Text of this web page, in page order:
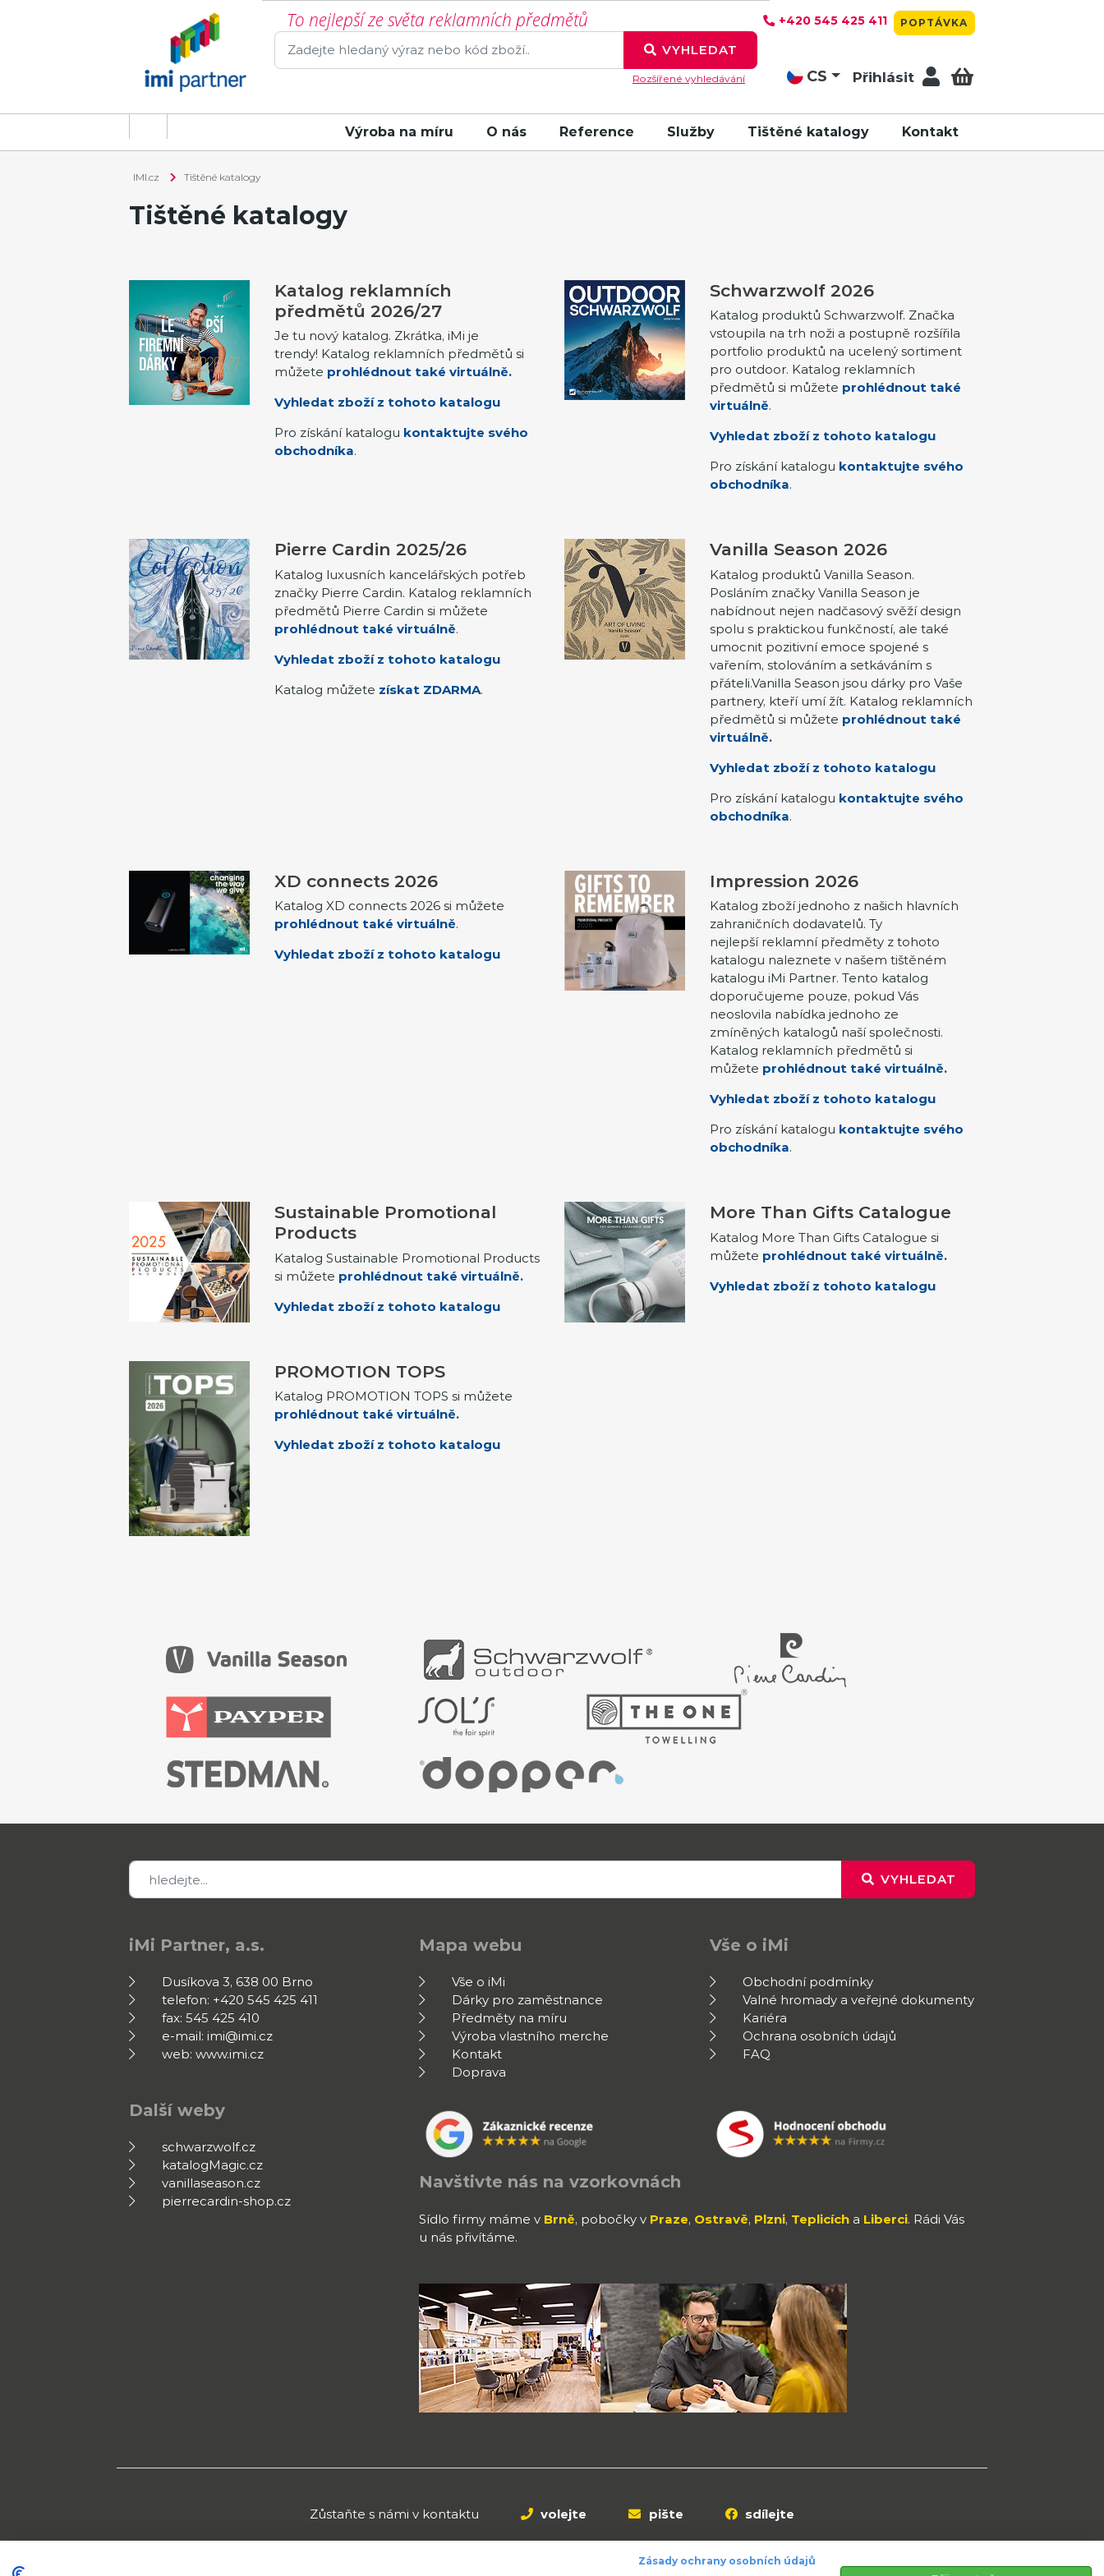
To nejlepší ze světa reklamních předmětů
VYHLEDAT
Rozšířené vyhledávání
+420 545 425 411 POPTÁVKA
CS Přihlásit
Výroba na míru O nás Reference Služby Tištěné katalogy Kontakt
IMI.cz Tištěné katalogy
Tištěné katalogy
Katalog reklamních
předmětů 2026/27
Je tu nový katalog. Zkrátka, iMi je
trendy! Katalog reklamních předmětů si
můžete prohlédnout také virtuálně.
Vyhledat zboží z tohoto katalogu
Pro získání katalogu kontaktujte svého
obchodníka.
Schwarzwolf 2026
Katalog produktů Schwarzwolf. Značka
vstoupila na trh noži a postupně rozšířila
portfolio produktů na ucelený sortiment
pro outdoor. Katalog reklamních
předmětů si můžete prohlédnout také
virtuálně.
Vyhledat zboží z tohoto katalogu
Pro získání katalogu kontaktujte svého
obchodníka.
Pierre Cardin 2025/26
Katalog luxusních kancelářských potřeb
značky Pierre Cardin. Katalog reklamních
předmětů Pierre Cardin si můžete
prohlédnout také virtuálně.
Vyhledat zboží z tohoto katalogu
Katalog můžete získat ZDARMA.
Vanilla Season 2026
Katalog produktů Vanilla Season.
Posláním značky Vanilla Season je
nabídnout nejen nadčasový svěží design
spolu s praktickou funkčností, ale také
umocnit pozitivní emoce spojené s
vařením, stolováním a setkáváním s
přáteli.Vanilla Season jsou dárky pro Vaše
partnery, kteří umí žít. Katalog reklamních
předmětů si můžete prohlédnout také
virtuálně.
Vyhledat zboží z tohoto katalogu
Pro získání katalogu kontaktujte svého
obchodníka.
XD connects 2026
Katalog XD connects 2026 si můžete
prohlédnout také virtuálně.
Vyhledat zboží z tohoto katalogu
Impression 2026
Katalog zboží jednoho z našich hlavních
zahraničních dodavatelů. Ty
nejlepší reklamní předměty z tohoto
katalogu naleznete v našem tištěném
katalogu iMi Partner. Tento katalog
doporučujeme pouze, pokud Vás
neoslovila nabídka jednoho ze
zmíněných katalogů naší společnosti.
Katalog reklamních předmětů si
můžete prohlédnout také virtuálně.
Vyhledat zboží z tohoto katalogu
Pro získání katalogu kontaktujte svého
obchodníka.
Sustainable Promotional
Products
Katalog Sustainable Promotional Products
si můžete prohlédnout také virtuálně.
Vyhledat zboží z tohoto katalogu
More Than Gifts Catalogue
Katalog More Than Gifts Catalogue si
můžete prohlédnout také virtuálně.
Vyhledat zboží z tohoto katalogu
PROMOTION TOPS
Katalog PROMOTION TOPS si můžete
prohlédnout také virtuálně.
Vyhledat zboží z tohoto katalogu
VYHLEDAT
iMi Partner, a.s.
Dusíkova 3, 638 00 Brno
telefon: +420 545 425 411
fax: 545 425 410
e-mail: imi@imi.cz
web: www.imi.cz
Mapa webu
Vše o iMi
Dárky pro zaměstnance
Předměty na míru
Výroba vlastního merche
Kontakt
Doprava
Vše o iMi
Obchodní podmínky
Valné hromady a veřejné dokumenty
Kariéra
Ochrana osobních údajů
FAQ
Další weby
schwarzwolf.cz
katalogMagic.cz
vanillaseason.cz
pierrecardin-shop.cz
Navštivte nás na vzorkovnách
Sídlo firmy máme v Brně, pobočky v Praze, Ostravě, Plzni, Teplicích a Liberci. Rádi Vás
u nás přivítáme.
Zůstaňte s námi v kontaktu volejte pište sdílejte
Zásady ochrany osobních údajů